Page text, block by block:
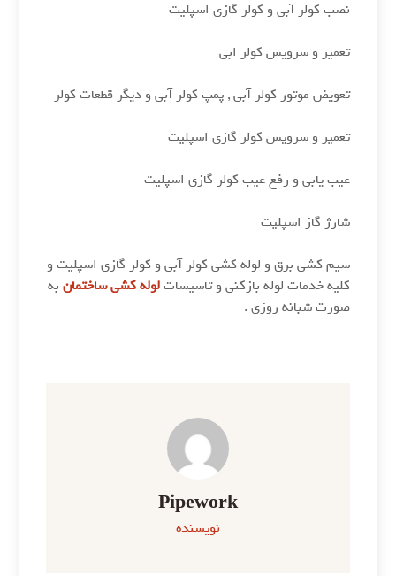
نصب کولر آبی و کولر گازی اسپلیت
تعمیر و سرویس کولر ابی
تعویض موتور کولر آبی , پمپ کولر آبی و دیگر قطعات کولر
تعمیر و سرویس کولر گازی اسپلیت
عیب یابی و رفع عیب کولر گازی اسپلیت
شارژ گاز اسپلیت
سیم کشی برق و لوله کشی کولر آبی و کولر گازی اسپلیت و
کلیه خدمات لوله بازکنی و تاسیساتلوله کشی ساختمان به
صورت شبانه روزی .
Pipework
نویسنده